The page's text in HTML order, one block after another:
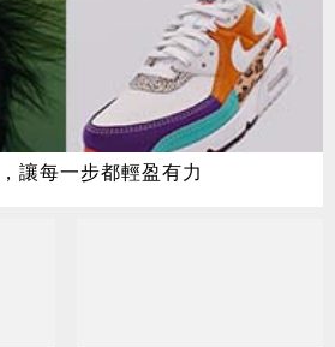
讓每一步都輕盈有力